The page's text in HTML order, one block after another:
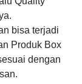
bisa terjadi
Produk Box
dengan